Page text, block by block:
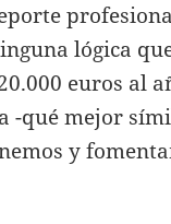
lógica
euros al
-qué mejor
y